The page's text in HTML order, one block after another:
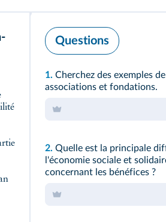
Questions
1. Cherchez des exemples
associations et fondations.
2. Quelle est la principale
l'économie sociale et
concernant les bénéfices ?